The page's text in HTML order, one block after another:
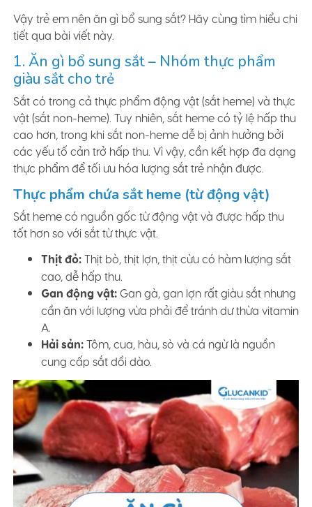
Vậy trẻ em nên ăn gì bổ sung sắt? Hãy cùng tìm hiểu chi
tiết qua bài viết này.
1. Ăn gì bổ sung sắt – Nhóm thực phẩm
giàu sắt cho trẻ
Sắt có trong cả thực phẩm động vật (sắt heme) và thực
vật (sắt non-heme). Tuy nhiên, sắt heme có tỷ lệ hấp thu
cao hơn, trong khi sắt non-heme dễ bị ảnh hưởng bởi
các yếu tố cản trở hấp thu. Vì vậy, cần kết hợp đa dạng
thực phẩm để tối ưu hóa lượng sắt trẻ nhận được.
Thực phẩm chứa sắt heme (từ động vật)
Sắt heme có nguồn gốc từ động vật và được hấp thu
tốt hơn so với sắt từ thực vật.
Thịt đỏ:Thịt bò, thịt lợn, thịt cừu có hàm lượng sắt
cao, dễ hấp thu.
Gan động vật:Gan gà, gan lợn rất giàu sắt nhưng
cần ăn với lượng vừa phải để tránh dư thừa vitamin
A.
Hải sản:Tôm, cua, hàu, sò và cá ngừ là nguồn
cung cấp sắt dồi dào.